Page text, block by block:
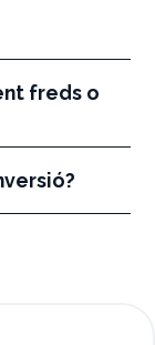
freds o